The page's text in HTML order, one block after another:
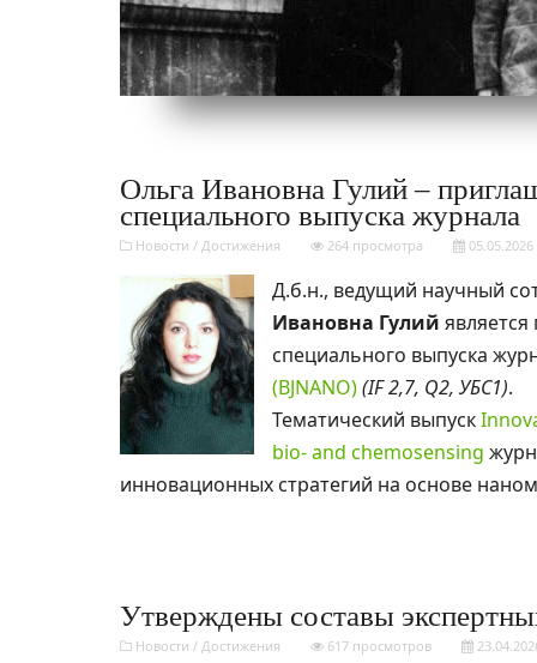
Ольга Ивановна Гулий –
специального выпуска журнала
Новости / Достижения 264 просмотра 05.05.2026
Д.б.н., ведущий научный
Ивановна Гулий
специального выпуска
(BJNANO)(IF 2,7, Q2, УБС1).
Тематический выпуск
bio- and chemosensing
инновационных стратегий на основе
Утверждены составы
Новости / Достижения 617 просмотров